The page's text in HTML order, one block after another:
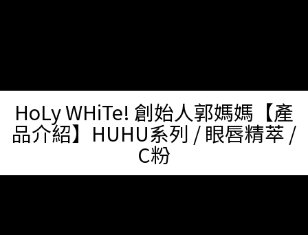
HoLy WHiTe! 創始人郭媽媽【產
品介紹】HUHU系列 / 眼唇精萃 /
C粉